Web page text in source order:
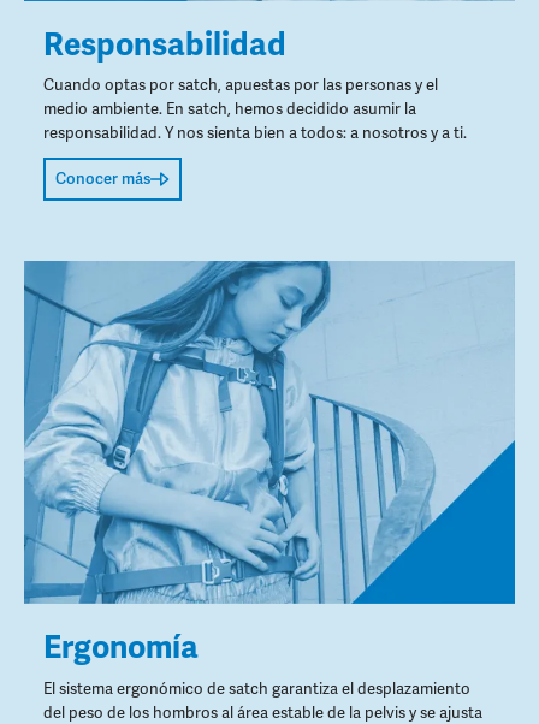
Responsabilidad
Cuando optas por satch, apuestas por las personas y el
medio ambiente. En satch, hemos decidido asumir la
responsabilidad. Y nos sienta bien a todos: a nosotros y a ti.
Conocer más
Ergonomía
El sistema ergonómico de satch garantiza el desplazamiento
del peso de los hombros al área estable de la pelvis y se ajusta